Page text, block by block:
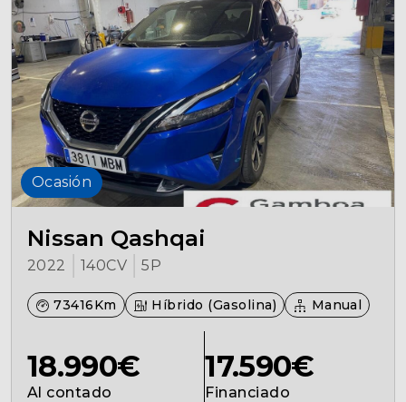
Ocasión
Nissan Qashqai
2022 140CV 5P
73416Km Híbrido (Gasolina) Manual
18.990€
Al contado
17.590€
Financiado